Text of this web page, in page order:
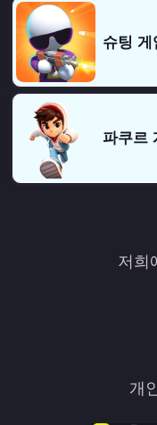
슈팅 게
파쿠르
저희
개